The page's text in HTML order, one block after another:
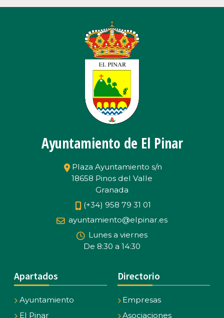
Ayuntamiento de El Pinar
Plaza Ayuntamiento s/n
18658 Pinos del Valle
Granada
(+34) 958 79 31 01
ayuntamiento@elpinar.es
Lunes a viernes
De 8:30 a 14:30
Apartados
Ayuntamiento
El Pinar
Directorio
Empresas
Asociaciones